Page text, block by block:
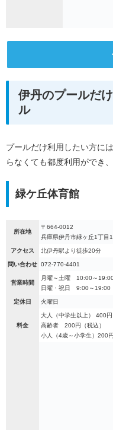
伊丹のプールだ
ル
プールだけ利用したい方に
らなくても都度利用ができ
緑ケ丘体育館
所在地
〒664-0012
兵庫県伊丹市緑ヶ丘1丁目
アクセス 北伊丹駅より徒歩20分
問い合わせ 072-770-4401
営業時間
月曜～土曜 10:00～
日曜・祝日 9:00～19:00
定休日 火曜日
料金
大人（中学生以上） 400円
高齢者 200円（税込）
小人（4歳～小学生）200円